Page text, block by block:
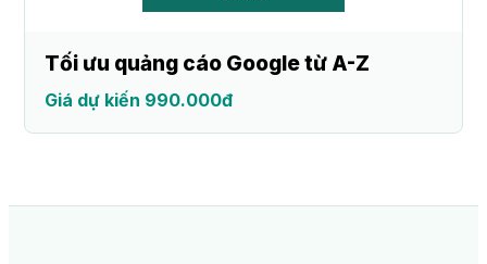
Tối ưu quảng cáo Google từ A-Z
Giá dự kiến 990.000đ